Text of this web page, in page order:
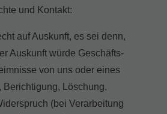
und Kontakt:
auf Auskunft, es sei denn,
Auskunft würde Geschäfts-
von uns oder eines
Berichtigung, Löschung,
(bei Verarbeitung